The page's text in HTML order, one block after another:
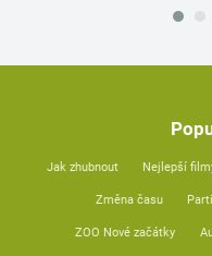
Jak zhubnout Nejlepší
Změna času
ZOO Nové začátky